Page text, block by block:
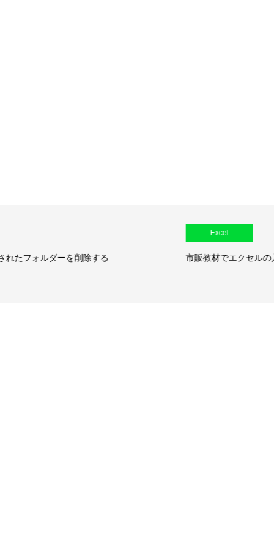
市販教材でエクセルの入門教育を行う事になりま